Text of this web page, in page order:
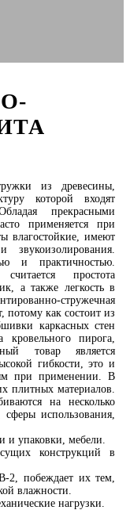
из древесины,
которой входят
прекрасными
применяется при
влагостойкие, имеют
и практичностью.
простота
а также легкость в
стружечная
потому как состоит из
каркасных стен
пирога,
товар является
гибкости, это и
при применении. В
плитных материалов.
на несколько
использования,
упаковки, мебели.
конструкций в
побеждает их тем,
влажности.
нагрузки.